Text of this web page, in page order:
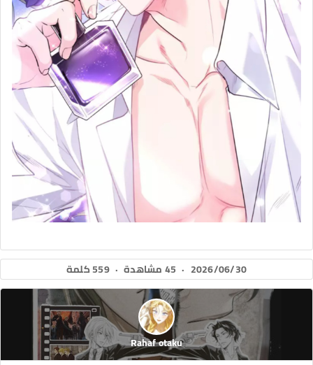
2026/06/30
· 45 مشاهدة · 559 كلمة
Rahaf otaku